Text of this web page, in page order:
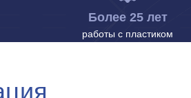
Более 25 лет
работы с пластиком